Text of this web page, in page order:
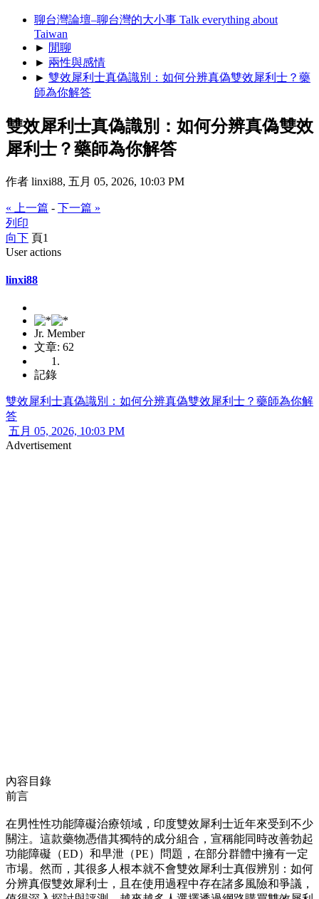
聊台灣論壇–聊台灣的大小事 Talk everything about
Taiwan
► 閒聊
► 兩性與感情
► 雙效犀利士真偽識別：如何分辨真偽雙效犀利士？藥
師為你解答
雙效犀利士真偽識別：如何分辨真偽雙效
犀利士？藥師為你解答
作者 linxi88, 五月 05, 2026, 10:03 PM
« 上一篇 - 下一篇 »
列印
向下 頁1
User actions
linxi88
Jr. Member
文章: 62
記錄
雙效犀利士真偽識別：如何分辨真偽雙效犀利士？藥師為你解
答
五月 05, 2026, 10:03 PM
Advertisement
內容目錄
前言
在男性性功能障礙治療領域，印度雙效犀利士近年來受到不少
關注。這款藥物憑借其獨特的成分組合，宣稱能同時改善勃起
功能障礙（ED）和早泄（PE）問題，在部分群體中擁有一定
市場。然而，其很多人根本就不會雙效犀利士真假辨別：如何
分辨真假雙效犀利士，且在使用過程中存在諸多風險和爭議，